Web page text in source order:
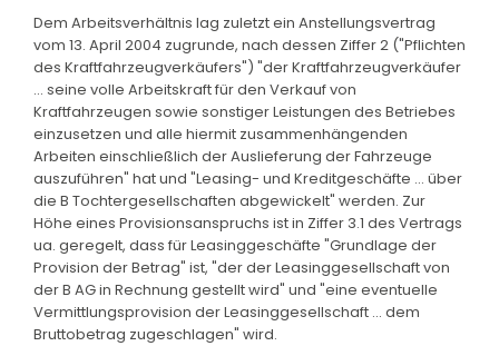
Dem Arbeitsverhältnis lag zuletzt ein Anstellungsvertrag
vom 13. April 2004 zugrunde, nach dessen Ziffer 2 ("Pflichten
des Kraftfahrzeugverkäufers") "der Kraftfahrzeugverkäufer
... seine volle Arbeitskraft für den Verkauf von
Kraftfahrzeugen sowie sonstiger Leistungen des Betriebes
einzusetzen und alle hiermit zusammenhängenden
Arbeiten einschließlich der Auslieferung der Fahrzeuge
auszuführen" hat und "Leasing- und Kreditgeschäfte ... über
die B Tochtergesellschaften abgewickelt" werden. Zur
Höhe eines Provisionsanspruchs ist in Ziffer 3.1 des Vertrags
ua. geregelt, dass für Leasinggeschäfte "Grundlage der
Provision der Betrag" ist, "der der Leasinggesellschaft von
der B AG in Rechnung gestellt wird" und "eine eventuelle
Vermittlungsprovision der Leasinggesellschaft ... dem
Bruttobetrag zugeschlagen" wird.